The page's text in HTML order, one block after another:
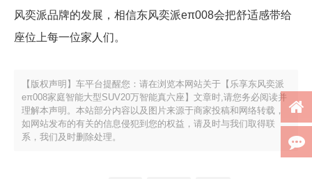
风奕派品牌的发展，相信东风奕派eπ008会把舒适感带给
座位上每一位家人们。
【版权声明】车平台提醒您：请在浏览本网站关于【乐享东风奕派
eπ008家庭智能大型SUV20万智能真六座】文章时,请您务必阅读并
理解本声明。本站部分内容以及图片来源于商家投稿和网络转载，
如网站发布的有关的信息侵犯到您的权益，请及时与我们取得联
系，我们及时删除处理。